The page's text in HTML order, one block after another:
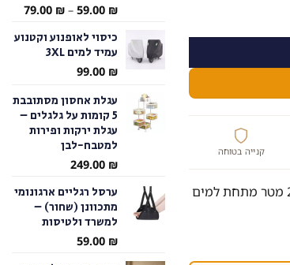
קנייה בטוחה
59.00 ₪
–
79.00 ₪
טווח
כיסוי לאופנוע וקטנוע
עמיד למים 3XL
99.00 ₪
עגלת אחסון מסתובבת
5 קומות על גלגלים –
עגלת ירקות ופירות
למטבח-לבן
249.00 ₪
ערסל רגליים ארגונומי
מתכוונן (שחור) –
למשרד ולטיסות
59.00 ₪